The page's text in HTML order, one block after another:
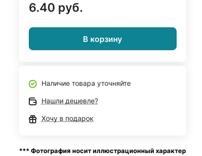
6.40 руб.
В корзину
Наличие товара уточняйте
Нашли дешевле?
Хочу в подарок
*** Фотография носит иллюстрационный характер